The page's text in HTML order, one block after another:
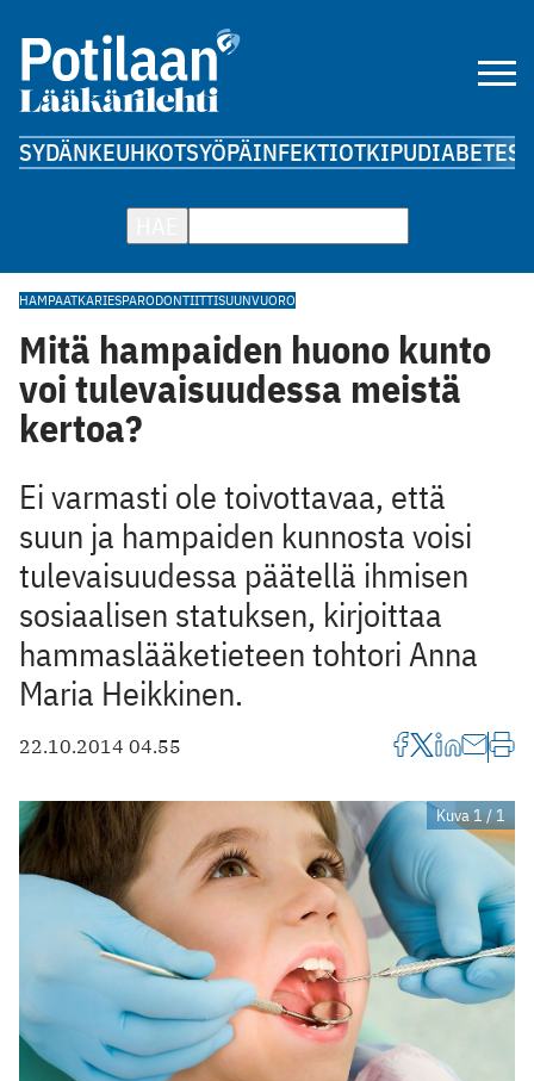
SYDÄNKEUHKOTSYÖPÄINFEKTIOTKIPUDIABETES
HAMPAATKARIESPARODONTIITTISUUNVUORO
Mitä hampaiden huono kunto
voi tulevaisuudessa meistä
kertoa?
Ei varmasti ole toivottavaa, että
suun ja hampaiden kunnosta voisi
tulevaisuudessa päätellä ihmisen
sosiaalisen statuksen, kirjoittaa
hammaslääketieteen tohtori Anna
Maria Heikkinen.
22.10.2014 04.55
Kuva 1 / 1